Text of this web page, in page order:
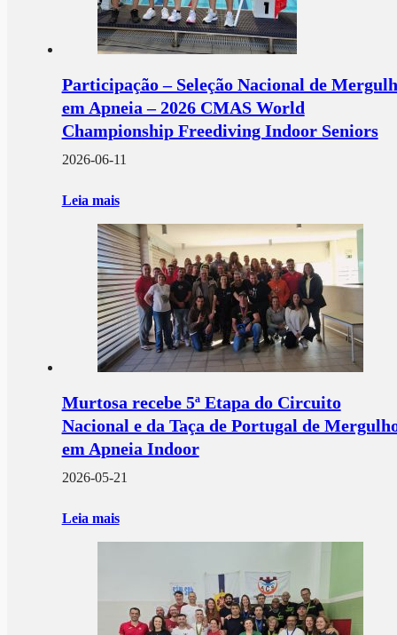
Participação – Seleção Nacional de
em Apneia – 2026 CMAS World
Championship Freediving Indoor Seniors
2026-06-11
Leia mais
Murtosa recebe 5ª Etapa do Circuito
Nacional e da Taça de Portugal de
em Apneia Indoor
2026-05-21
Leia mais